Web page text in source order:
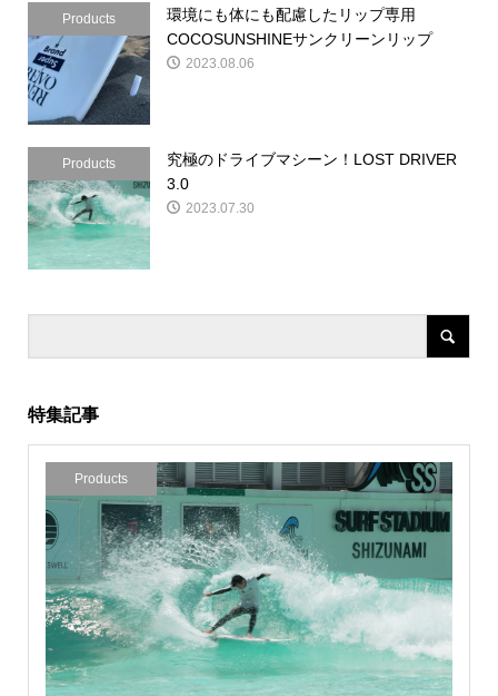
Products
環境にも体にも配慮したリップ専用
COCOSUNSHINEサンクリーンリップ
2023.08.06
Products
究極のドライブマシーン！LOST DRIVER
3.0
2023.07.30
特集記事
Products